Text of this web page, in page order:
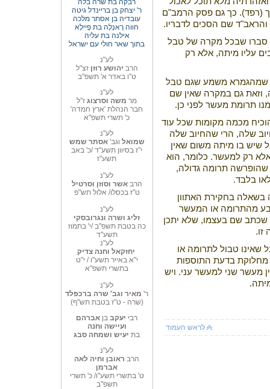
(רפד). כך גם פסק הרמב"ם
שם הסכים לדבריו.
סברו שבכל מקרה של טבל
עליו מיתה, אלא רק
שמהגמרא משמע שגם טבל
וזאת גם במקרה שאין שם
תרומת מעשר לפני כן.
מכמה מקומות שכל עוד
שלה, הרי שהחיוב שלה
שיש בו מיתה משום שאין
רק למעשר. כלומר, הוא
תרומה גדולה,
בלבד.
בשאלה בחקירת האתוון
מהתרומה או המעשר
שכתב שם בעצמו, שלא יתכן
זו.
טבול לתרומה או
בדעת התוספות
מעשר שני למעשר עני. ויש
לראש העמוד
רבקה בת שרה בלה
ר' יצחק בן בריינדל גיטה
עובדיה בן אסתר מלכה
חווה רָאנְלָה בת פָיילָא
אילנה בת עליה
בתוך שאר חולי עם ישראל
לע"נ
הרב יהושע רוזן זצ"ל
ט"ו באדר א' תשפ"ב
לע"נ
מר משה וסרצוג ז”ל
חבר הנהלת 'ארץ חמדה'
כ' תשרי תשפ"א
לע"נ
שמואל וגב'אסתר שמש
י"ז בסיוון תשע"ד /כ' באב
תשע"ז
לע"נ
הרבאשר וסוזן וסרטיל
ט"ז בכסלו/ אלול תש"פ
לע"נ
זליג ושרה ונגרובסקי
כה בטבת תשפ"ב /י' בתמוז
תשע"ד
לע"נ
יחזקאל וחנה צדיק
י"א באייר תשע"ו / י"ט
בתשרי תשפ"א
לע"נ
ר' מאיר וגב' שרה ברכפלד
(שרה - ט"ז בטבת תש"ף)
רבי יעקב בן אברהם
ועיישה וחנה
בת יעיש ושמחה סבג
לע"נ
הרב ראובן וחיה לאה
אברמן
ט' בתשרי תשע"ו/ כ' תשרי
תשפ"ב